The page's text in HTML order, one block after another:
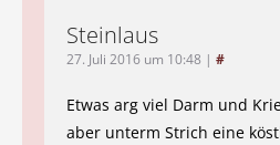
Steinlaus
27. Juli 2016 um 10:48 | #
Etwas arg viel Darm und
aber unterm Strich eine